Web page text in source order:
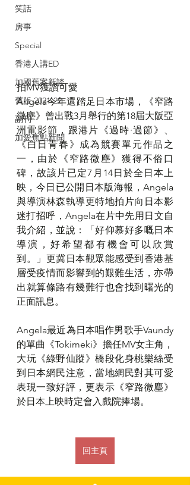
笑話
房事
Special
香港人講ED
加國舊案新談
舊版 2021-22
副刊
加愛焦點新聞
拍MV獲讚可愛
Angela今年還踏足日本市場，《窄路
微塵》曾出戰3月舉行的第18屆大阪亞
洲電影節，跟港片《過時·過節》、
《白日青春》成為競賽單元作品之
一，由於《窄路微塵》獲得不俗口
碑，故該片已定7月14日於全日本上
映，今日已公開日本版海報，Angela
與導演林森執導更特地拍片向日本影
迷打招呼，Angela在片中先用日文自
我介紹，並說：「好仰慕好多嘅日本
導演，好希望都有機會可以欣賞
到。」更冀日本觀眾能感受到香港基
層受疫情而影響到的艱難生活，亦帶
出就算條路有幾難行也會找到曙光的
正面訊息。
Angela最近為日本唱作男歌手Vaundy
的單曲《Tokimeki》擔任MV女主角，
大玩《綠野仙蹤》橋段化身桃樂絲受
到日本網民注意，當地網民對其可愛
表現一致好評，更表示《窄路微塵》
於日本上映時定會入戲院捧場。
回主頁